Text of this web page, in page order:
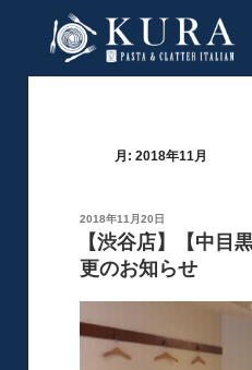
月: 2018年11月
投
日:
2018年11月20日
【渋谷店】【中目
更のお知らせ